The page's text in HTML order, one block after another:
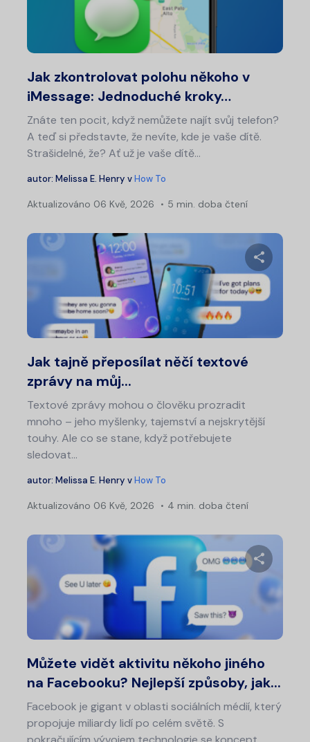
Jak zkontrolovat polohu někoho v
iMessage: Jednoduché kroky…
Znáte ten pocit, když nemůžete najít svůj telefon?
A teď si představte, že nevíte, kde je vaše dítě.
Strašidelné, že? Ať už je vaše dítě...
autor: Melissa E. Henry vHow To
Aktualizováno 06 Kvě, 2026 5 min. doba čtení
Sdílet
Jak tajně přeposílat něčí textové
zprávy na můj...
Textové zprávy mohou o člověku prozradit
mnoho – jeho myšlenky, tajemství a nejskrytější
touhy. Ale co se stane, když potřebujete
sledovat…
autor: Melissa E. Henry vHow To
Aktualizováno 06 Kvě, 2026 4 min. doba čtení
Sdílet
Můžete vidět aktivitu někoho jiného
na Facebooku? Nejlepší způsoby, jak...
Facebook je gigant v oblasti sociálních médií, který
propojuje miliardy lidí po celém světě. S